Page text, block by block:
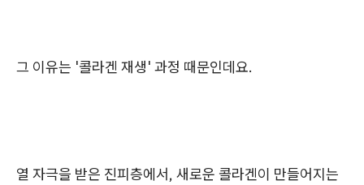
그 이유는 '콜라겐 재생' 과정 때문인데요.
열 자극을 받은 진피층에서, 새로운 콜라겐이 만들어지는